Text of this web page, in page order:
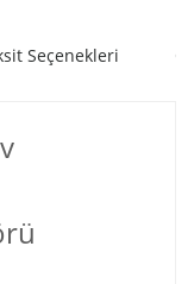
Seçenekleri